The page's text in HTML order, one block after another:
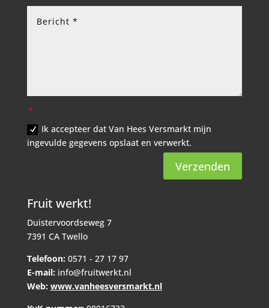
Ik accepteer dat Van Hees Versmarkt mijn
ingevulde gegevens opslaat en verwerkt.
Verzenden
Fruit werkt!
Duistervoordseweg 7
7391 CA Twello
Telefoon: 0571 - 27 17 97
E-mail: info@fruitwerkt.nl
Web: www.vanheesversmarkt.nl